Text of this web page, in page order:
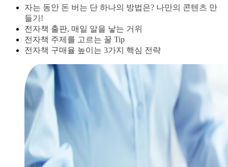
자는 동안 돈 버는 단 하나의 방법은? 나만의 콘텐츠 만
들기!
전자책 출판, 매일 알을 낳는 거위
전자책 주제를 고르는 꿀 Tip
전자책 구매율 높이는 3가지 핵심 전략